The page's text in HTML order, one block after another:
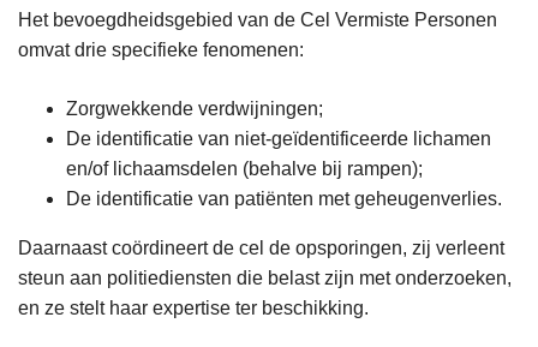
Het bevoegdheidsgebied van de Cel Vermiste Personen
omvat drie specifieke fenomenen:
Zorgwekkende verdwijningen;
De identificatie van niet-geïdentificeerde lichamen
en/of lichaamsdelen (behalve bij rampen);
De identificatie van patiënten met geheugenverlies.
Daarnaast coördineert de cel de opsporingen, zij verleent
steun aan politiediensten die belast zijn met onderzoeken,
en ze stelt haar expertise ter beschikking.